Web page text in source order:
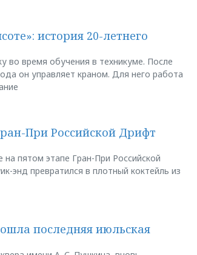
история 20-летнего
во время обучения в техникуме. После
он управляет краном. Для него работа
При Российской Дрифт
пятом этапе Гран-При Российской
энд превратился в плотный коктейль из
последняя июльская